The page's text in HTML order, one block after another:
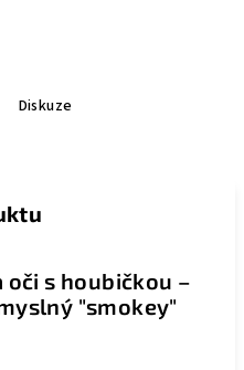
Diskuze
s houbičkou –
"smokey"